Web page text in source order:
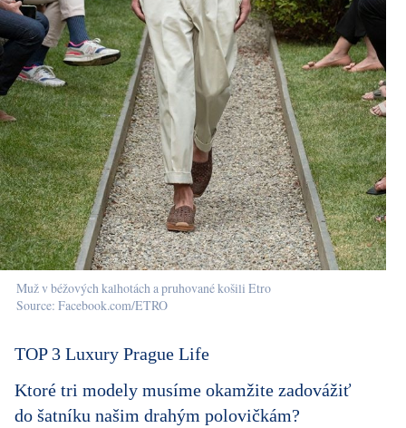
Muž v béžových kalhotách a pruhované košili Etro
Source: Facebook.com/ETRO
TOP 3 Luxury Prague Life
Ktoré tri modely musíme okamžite zadovážiť
do šatníku našim drahým polovičkám?